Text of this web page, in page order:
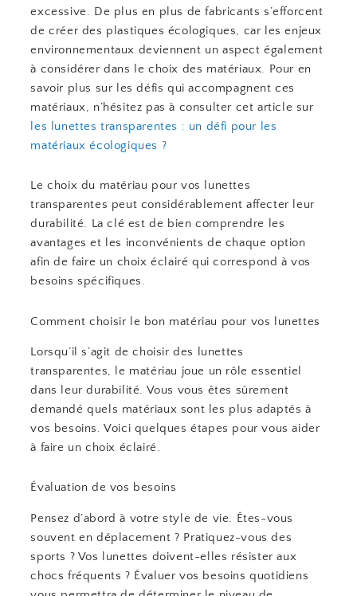
excessive. De plus en plus de fabricants s’efforcent
de créer des plastiques écologiques, car les enjeux
environnementaux deviennent un aspect également
à considérer dans le choix des matériaux. Pour en
savoir plus sur les défis qui accompagnent ces
matériaux, n’hésitez pas à consulter cet article sur
les lunettes transparentes : un défi pour les
matériaux écologiques ?
Le choix du matériau pour vos lunettes
transparentes peut considérablement affecter leur
durabilité. La clé est de bien comprendre les
avantages et les inconvénients de chaque option
afin de faire un choix éclairé qui correspond à vos
besoins spécifiques.
Comment choisir le bon matériau pour vos lunettes
Lorsqu’il s’agit de choisir des lunettes
transparentes, le matériau joue un rôle essentiel
dans leur durabilité. Vous vous êtes sûrement
demandé quels matériaux sont les plus adaptés à
vos besoins. Voici quelques étapes pour vous aider
à faire un choix éclairé.
Évaluation de vos besoins
Pensez d’abord à votre style de vie. Êtes-vous
souvent en déplacement ? Pratiquez-vous des
sports ? Vos lunettes doivent-elles résister aux
chocs fréquents ? Évaluer vos besoins quotidiens